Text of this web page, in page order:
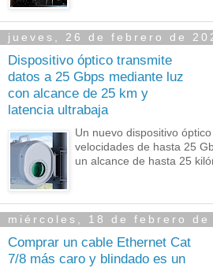
jueves, 26 de febrero de
Dispositivo óptico transmite
datos a 25 Gbps mediante luz
con alcance de 25 km y
latencia ultrabaja
Un nuevo dispositivo
velocidades de hasta 25
un alcance de hasta 25
miércoles, 18 de febrero de
Comprar un cable Ethernet Cat
7/8 más caro y blindado es un